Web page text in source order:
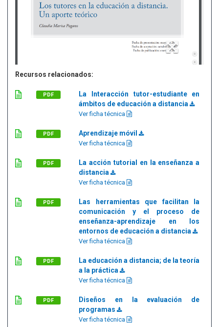
Recursos relacionados:
PDF
La Interacción tutor-estudiante en
ámbitos de educación a distancia
Ver ficha técnica
PDF Aprendizaje móvil
Ver ficha técnica
PDF
La acción tutorial en la enseñanza a
distancia
Ver ficha técnica
PDF
Las herramientas que facilitan la
comunicación y el proceso de
enseñanza-aprendizaje en los
entornos de educación a distancia
Ver ficha técnica
PDF
La educación a distancia; de la teoría
a la práctica
Ver ficha técnica
PDF
Diseños en la evaluación de
programas
Ver ficha técnica